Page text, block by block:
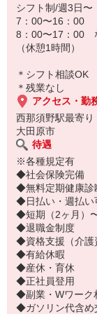
事前に施設見学あ
人気案件につき、
シフト制/週3日〜
7：00〜16：00
8：00〜17：00
（休憩1時間）
＊シフト相談OK
＊残業なし
アクセス・勤
西那須野駅最寄
大田原市
待遇
※各種規定有
◆社会保険完備
◆無料定期健康診
◆日払い・週払い
◆短期（2ヶ月）
◆退職金制度
◆資格支援（介護
◆有給休暇
◆産休・育休
◆正社員登用
◆副業・Wワーク
◆ガソリン代含め